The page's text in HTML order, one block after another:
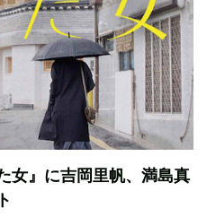
女』に吉岡里帆、満島真